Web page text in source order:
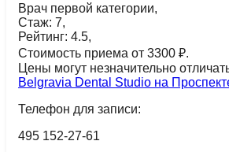
Врач первой категории,
Стаж: 7,
Рейтинг: 4.5,
Стоимость приема от 3300 ₽.
Цены могут незначительно
Belgravia Dental Studio на
Телефон для записи:
495 152-27-61